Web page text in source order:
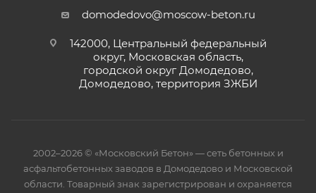
domodedovo@moscow-beton.ru
142000, Центральный федеральный
округ, Московская область,
городской округ Домодедово,
Домодедово, территория ЗЖБИ
2002–2026 © «Московский Бетон» — сеть бетонных и
асфальтобетонных заводов в Домодедово и Московской
области. Товарный знак зарегистрирован и охраняется